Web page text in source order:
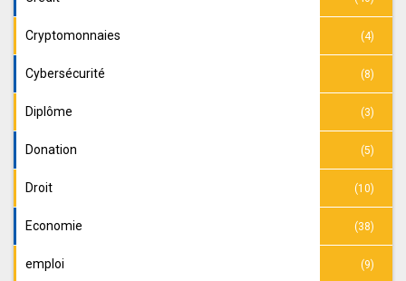
Cryptomonnaies (4)
Cybersécurité (8)
Diplôme (3)
Donation (5)
Droit (10)
Economie (38)
emploi (9)